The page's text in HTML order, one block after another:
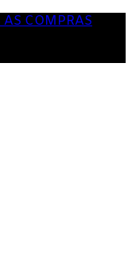
AS COMPRAS